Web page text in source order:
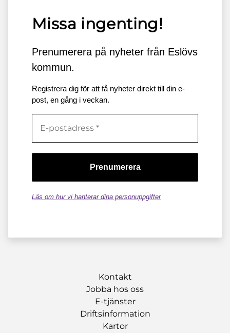
Missa ingenting!
Prenumerera på nyheter från Eslövs
kommun.
Registrera dig för att få nyheter direkt till din e-
post, en gång i veckan.
Läs om hur vi hanterar dina personuppgifter
Kontakt
Jobba hos oss
E-tjänster
Driftsinformation
Kartor